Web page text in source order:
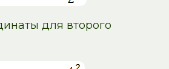
для второго